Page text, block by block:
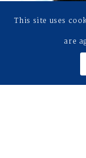
This site uses
are